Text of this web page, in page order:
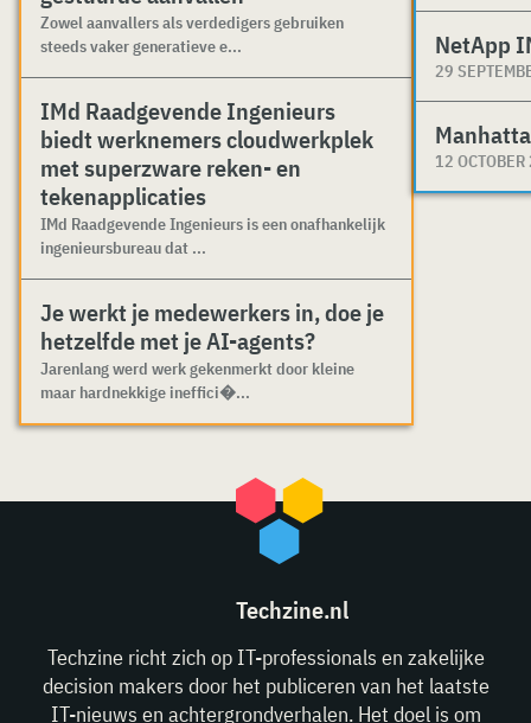
Zowel aanvallers als verdedigers gebruiken
steeds vaker generatieve e...
IMd Raadgevende Ingenieurs
biedt werknemers cloudwerkplek
met superzware reken- en
tekenapplicaties
IMd Raadgevende Ingenieurs is een onafhankelijk
ingenieursbureau dat ...
Je werkt je medewerkers in, doe je
hetzelfde met je AI-agents?
Jarenlang werd werk gekenmerkt door kleine
maar hardnekkige ineffici�...
NetApp
29
12
Techzine.nl
Techzine richt zich op IT-professionals en zakelijke
decision makers door het publiceren van het laatste
IT-nieuws en achtergrondverhalen. Het doel is om